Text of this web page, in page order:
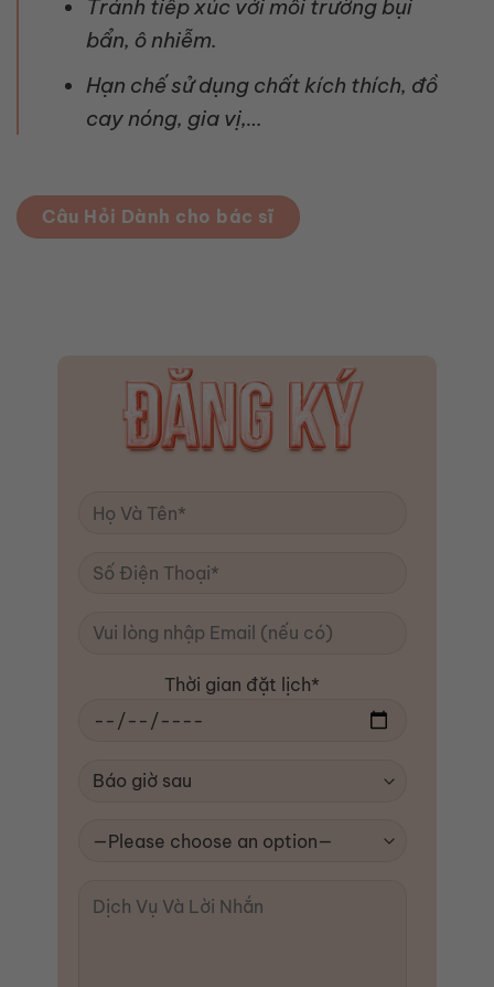
Tránh tiếp xúc với môi trường bụi
bẩn, ô nhiễm.
Hạn chế sử dụng chất kích thích, đồ
cay nóng, gia vị,…
Câu Hỏi Dành cho bác sĩ
Thời gian đặt lịch*